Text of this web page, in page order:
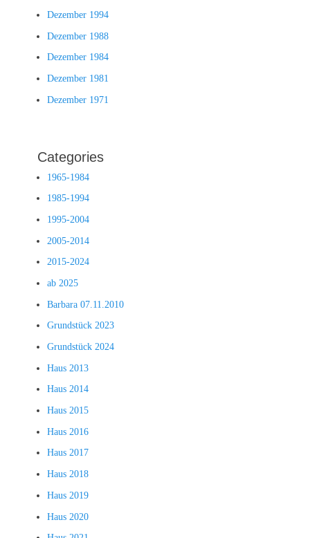
Dezember 1994
Dezember 1988
Dezember 1984
Dezember 1981
Dezember 1971
Categories
1965-1984
1985-1994
1995-2004
2005-2014
2015-2024
ab 2025
Barbara 07.11.2010
Grundstück 2023
Grundstück 2024
Haus 2013
Haus 2014
Haus 2015
Haus 2016
Haus 2017
Haus 2018
Haus 2019
Haus 2020